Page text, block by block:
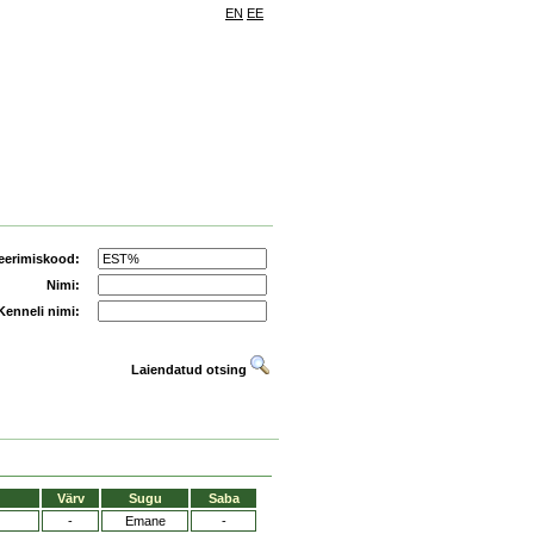
EN EE
Nimi:
nimi:
Laiendatud otsing
Värv Sugu
Saba
- Emane -